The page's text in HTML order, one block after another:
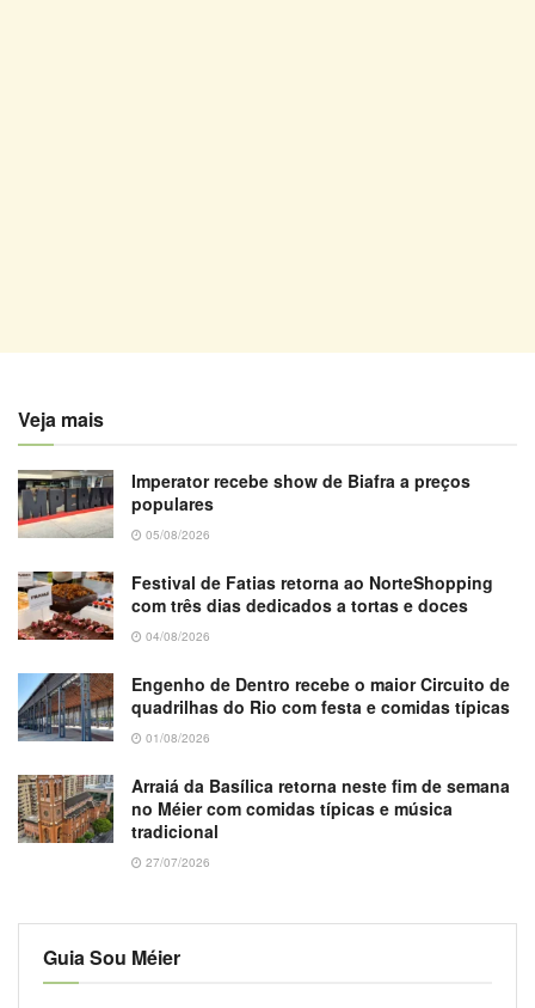
Veja mais
Imperator recebe show de Biafra a preços
populares
05/08/2026
Festival de Fatias retorna ao NorteShopping
com três dias dedicados a tortas e doces
04/08/2026
Engenho de Dentro recebe o maior Circuito de
quadrilhas do Rio com festa e comidas típicas
01/08/2026
Arraiá da Basílica retorna neste fim de semana
no Méier com comidas típicas e música
tradicional
27/07/2026
Guia Sou Méier